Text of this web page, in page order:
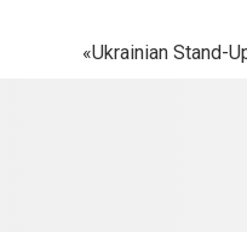
«Ukrainian Stand-